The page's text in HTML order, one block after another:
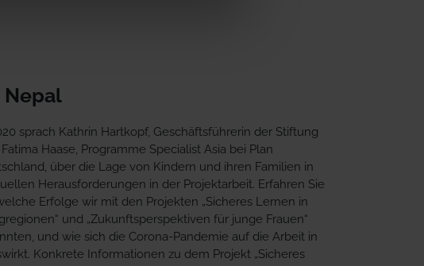
Nepal
sprach Kathrin Hartkopf, Geschäftsführerin der Stiftung
Haase, Programme Specialist Asia bei Plan
über die Lage von Kindern und ihren Familien in
Herausforderungen in der Projektarbeit. Erfahren Sie
Erfolge wir mit den Projekten „Sicheres Lernen in
und „Zukunftsperspektiven für junge Frauen“
und wie sich die Corona-Pandemie auf die Arbeit in
Konkrete Informationen zu dem Projekt „Sicheres